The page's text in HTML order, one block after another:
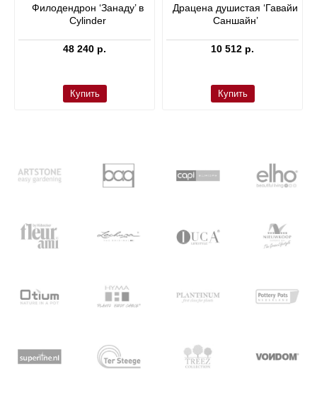
Филодендрон ‘Занаду’ в
Cylinder
48 240 р.
Купить
Драцена душистая ‘Гавайи
Саншайн’
10 512 р.
Купить